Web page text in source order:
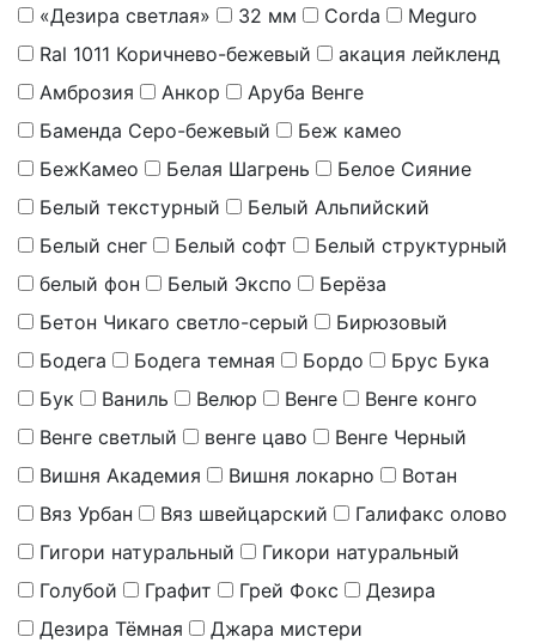
«Дезира светлая»
32 мм Corda
Meguro
Ral 1011 Коричнево-бежевый
акация лейкленд
Амброзия
Анкор
Аруба Венге
Баменда Серо-бежевый
Беж камео
БежКамео
Белая Шагрень
Белое Сияние
Белый текстурный
Белый Альпийский
Белый снег
Белый софт
Белый структурный
белый фон
Белый Экспо
Берёза
Бетон Чикаго светло-серый
Бирюзовый
Бодега
Бодега темная Бордо
Брус Бука
Бук
Ваниль Велюр Венге
Венге конго
Венге светлый
венге цаво
Венге Черный
Вишня Академия
Вишня локарно
Вотан
Вяз Урбан
Вяз швейцарский
Галифакс олово
Гигори натуральный
Гикори натуральный
Голубой
Графит Грей Фокс
Дезира
Дезира Тёмная
Джара мистери